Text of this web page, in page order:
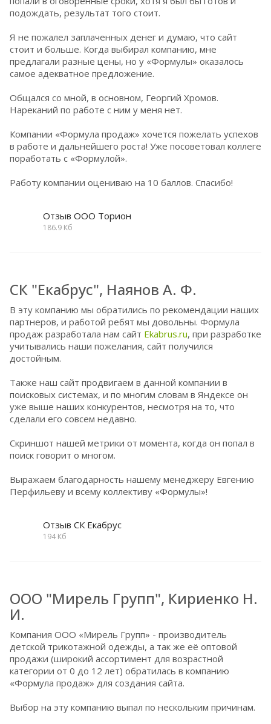
подождать, результат того стоит.
Я не пожалел заплаченных денег и думаю, что сайт
стоит и больше. Когда выбирал компанию, мне
предлагали разные цены, но у «Формулы» оказалось
самое адекватное предложение.
Общался со мной, в основном, Георгий Хромов.
Нареканий по работе с ним у меня нет.
Компании «Формула продаж» хочется пожелать успехов
в работе и дальнейшего роста! Уже посоветовал коллеге
поработать с «Формулой».
Работу компании оцениваю на 10 баллов. Спасибо!
Отзыв ООО Торион
186.9 Кб
СК "Екабрус", Наянов А. Ф.
В эту компанию мы обратились по рекомендации наших
партнеров, и работой ребят мы довольны. Формула
продаж разработала нам сайт Ekabrus.ru, при разработке
учитывались наши пожелания, сайт получился
достойным.
Также наш сайт продвигаем в данной компании в
поисковых системах, и по многим словам в Яндексе он
уже выше наших конкурентов, несмотря на то, что
сделали его совсем недавно.
Скриншот нашей метрики от момента, когда он попал в
поиск говорит о многом.
Выражаем благодарность нашему менеджеру Евгению
Перфильеву и всему коллективу «Формулы»!
Отзыв СК Екабрус
194 Кб
ООО "Мирель Групп", Кириенко Н.
И.
Компания ООО «Мирель Групп» - производитель
детской трикотажной одежды, а так же её оптовой
продажи (широкий ассортимент для возрастной
категории от 0 до 12 лет) обратилась в компанию
«Формула продаж» для создания сайта.
Выбор на эту компанию выпал по нескольким причинам.